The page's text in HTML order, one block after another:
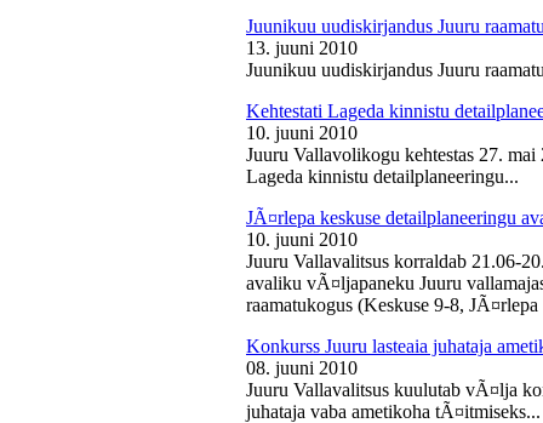
Juunikuu uudiskirjandus Juuru
13. juuni 2010
Juunikuu uudiskirjandus Juuru
Kehtestati Lageda kinnistu
10. juuni 2010
Juuru Vallavolikogu kehtestas 27.
Lageda kinnistu detailplaneeringu...
JÃ¤rlepa keskuse detailplaneeringu
10. juuni 2010
Juuru Vallavalitsus korraldab 21.06-
avaliku vÃ¤ljapaneku Juuru
raamatukogus (Keskuse 9-8,
Konkurss Juuru lasteaia juhataja
08. juuni 2010
Juuru Vallavalitsus kuulutab vÃ¤lja
juhataja vaba ametikoha tÃ¤itmiseks...